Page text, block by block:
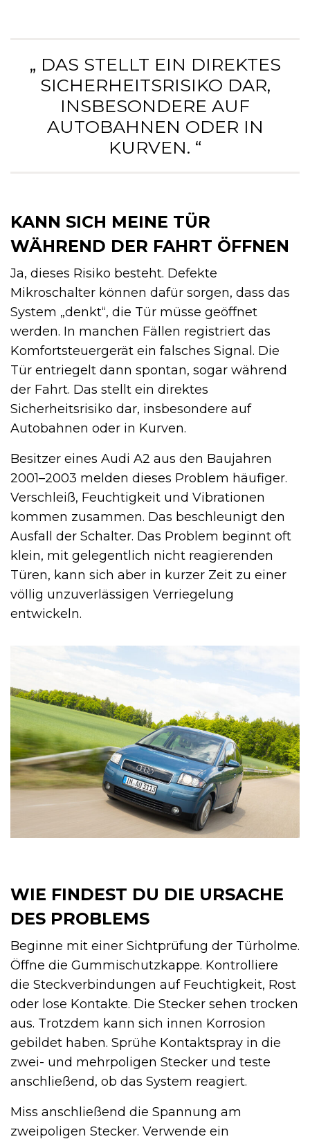
„ DAS STELLT EIN DIREKTES
SICHERHEITSRISIKO DAR,
INSBESONDERE AUF
AUTOBAHNEN ODER IN
KURVEN. “
KANN SICH MEINE TÜR
WÄHREND DER FAHRT ÖFFNEN
Ja, dieses Risiko besteht. Defekte
Mikroschalter können dafür sorgen, dass das
System „denkt“, die Tür müsse geöffnet
werden. In manchen Fällen registriert das
Komfortsteuergerät ein falsches Signal. Die
Tür entriegelt dann spontan, sogar während
der Fahrt. Das stellt ein direktes
Sicherheitsrisiko dar, insbesondere auf
Autobahnen oder in Kurven.
Besitzer eines Audi A2 aus den Baujahren
2001–2003 melden dieses Problem häufiger.
Verschleiß, Feuchtigkeit und Vibrationen
kommen zusammen. Das beschleunigt den
Ausfall der Schalter. Das Problem beginnt oft
klein, mit gelegentlich nicht reagierenden
Türen, kann sich aber in kurzer Zeit zu einer
völlig unzuverlässigen Verriegelung
entwickeln.
WIE FINDEST DU DIE URSACHE
DES PROBLEMS
Beginne mit einer Sichtprüfung der Türholme.
Öffne die Gummischutzkappe. Kontrolliere
die Steckverbindungen auf Feuchtigkeit, Rost
oder lose Kontakte. Die Stecker sehen trocken
aus. Trotzdem kann sich innen Korrosion
gebildet haben. Sprühe Kontaktspray in die
zwei- und mehrpoligen Stecker und teste
anschließend, ob das System reagiert.
Miss anschließend die Spannung am
zweipoligen Stecker. Verwende ein